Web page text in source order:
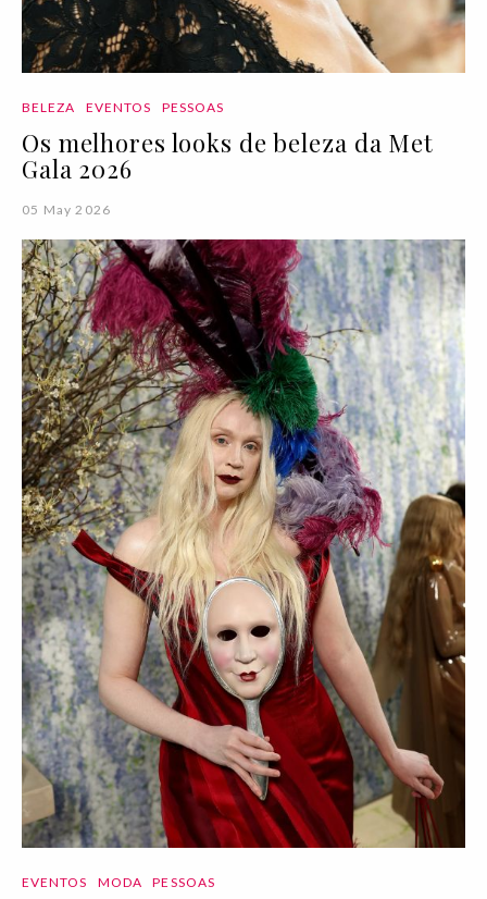
BELEZA EVENTOS PESSOAS
Os melhores looks de beleza da Met
Gala 2026
05 May 2026
EVENTOS MODA PESSOAS